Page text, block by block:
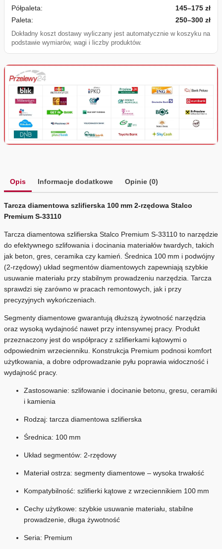
Półpaleta:
145–175 zł
Paleta:
250–300 zł
Dokładny koszt dostawy wyliczany jest automatycznie w koszyku na
podstawie wymiarów, wagi i liczby produktów.
Opis Informacje dodatkowe Opinie (0)
Tarcza diamentowa szlifierska 100 mm 2‑rzędowa Stalco
Premium S‑33110
Tarcza diamentowa szlifierska Stalco Premium S‑33110 to narzędzie
do efektywnego szlifowania i docinania materiałów twardych, takich
jak beton, gres, ceramika czy kamień. Średnica 100 mm i podwójny
(2‑rzędowy) układ segmentów diamentowych zapewniają szybkie
usuwanie materiału przy stabilnym prowadzeniu narzędzia. Tarcza
sprawdzi się zarówno w pracach remontowych, jak i przy
precyzyjnych wykończeniach.
Segmenty diamentowe gwarantują dłuższą żywotność narzędzia
oraz wysoką wydajność nawet przy intensywnej pracy. Produkt
przeznaczony jest do współpracy z szlifierkami kątowymi o
odpowiednim wrzecienniku. Konstrukcja Premium podnosi komfort
użytkowania, a dobre odprowadzanie pyłu poprawia widoczność i
wydajność pracy.
Zastosowanie: szlifowanie i docinanie betonu, gresu, ceramiki
i kamienia
Rodzaj: tarcza diamentowa szlifierska
Średnica: 100 mm
Układ segmentów: 2‑rzędowy
Materiał ostrza: segmenty diamentowe – wysoka trwałość
Kompatybilność: szlifierki kątowe z wrzeciennikiem 100 mm
Cechy użytkowe: szybkie usuwanie materiału, stabilne
prowadzenie, długa żywotność
Seria: Premium